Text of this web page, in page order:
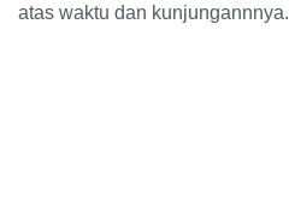
atas waktu dan kunjungannnya.